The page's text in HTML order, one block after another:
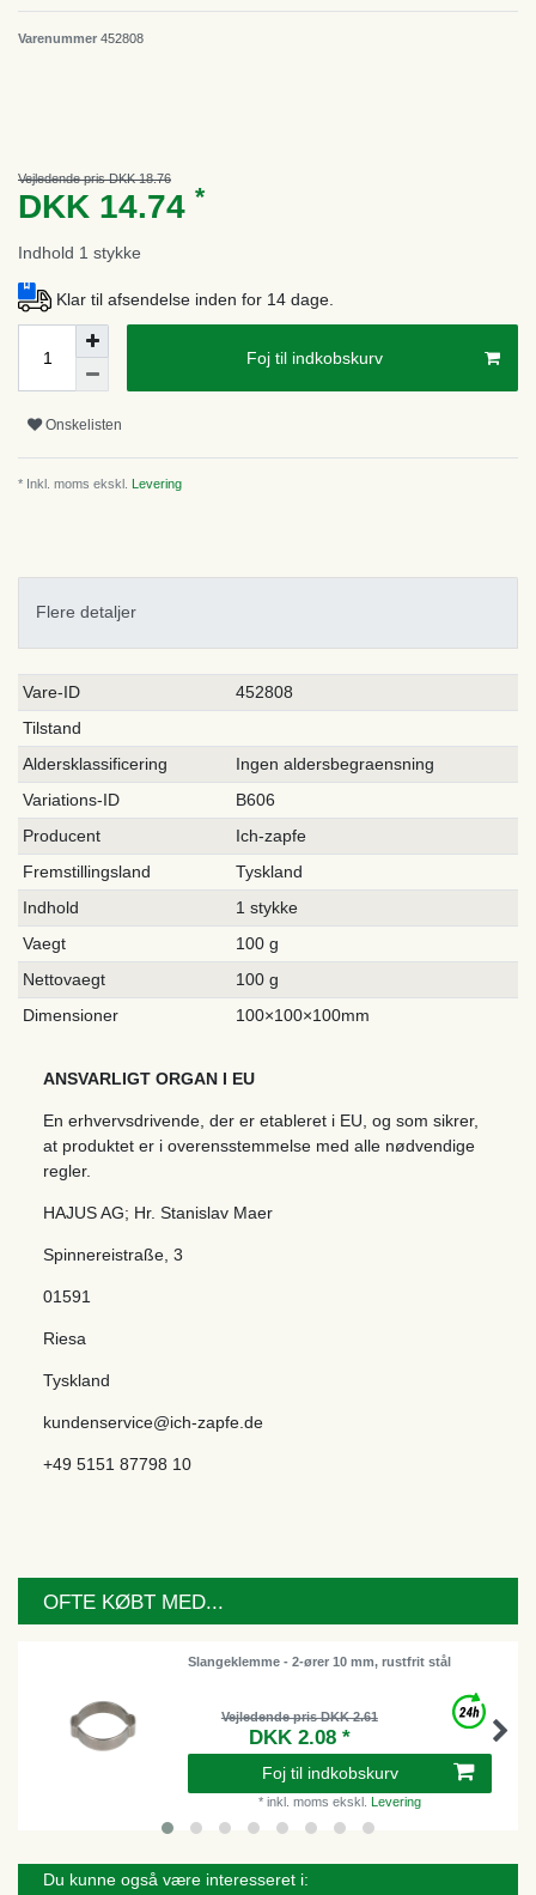
Varenummer 452808
Vejledende pris DKK 18.76
DKK 14.74 *
Indhold 1 stykke
Klar til afsendelse inden for 14 dage.
Foj til indkobskurv
Onskelisten
* Inkl. moms ekskl. Levering
Flere detaljer
Ceres::Template.singleItemTechnicalDataAttribute
Ceres::Template.singleItemTechnicalDataValue
Vare-ID
452808
Tilstand
Aldersklassificering
Ingen aldersbegraensning
Variations-ID
B606
Producent
Ich-zapfe
Fremstillingsland
Tyskland
Indhold
1 stykke
Vaegt
100 g
Nettovaegt
100 g
Dimensioner
100×100×100mm
ANSVARLIGT ORGAN I EU
En erhvervsdrivende, der er etableret i EU, og som sikrer,
at produktet er i overensstemmelse med alle nødvendige
regler.
HAJUS AG; Hr. Stanislav Maer
Spinnereistraße 3
01591
Riesa
Tyskland
kundenservice@ich-zapfe.de
+49 5151 87798 10
OFTE KØBT MED...
Slangeklemme - 2-ører 10 mm, rustfrit stål
Vejledende pris DKK 2.61
DKK 2.08 *
Foj til indkobskurv
* inkl. moms ekskl. Levering
Du kunne også være interesseret i: